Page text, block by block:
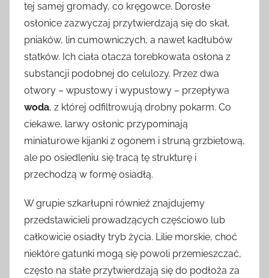
tej samej gromady, co kręgowce. Dorosłe
osłonice zazwyczaj przytwierdzają się do skał,
pniaków, lin cumowniczych, a nawet kadłubów
statków. Ich ciała otacza torebkowata osłona z
substancji podobnej do celulozy. Przez dwa
otwory – wpustowy i wypustowy – przepływa
woda, z której odfiltrowują drobny pokarm. Co
ciekawe, larwy osłonic przypominają
miniaturowe kijanki z ogonem i struną grzbietową,
ale po osiedleniu się tracą tę strukturę i
przechodzą w formę osiadłą.
W grupie szkarłupni również znajdujemy
przedstawicieli prowadzących częściowo lub
całkowicie osiadły tryb życia. Lilie morskie, choć
niektóre gatunki mogą się powoli przemieszczać,
często na stałe przytwierdzają się do podłoża za